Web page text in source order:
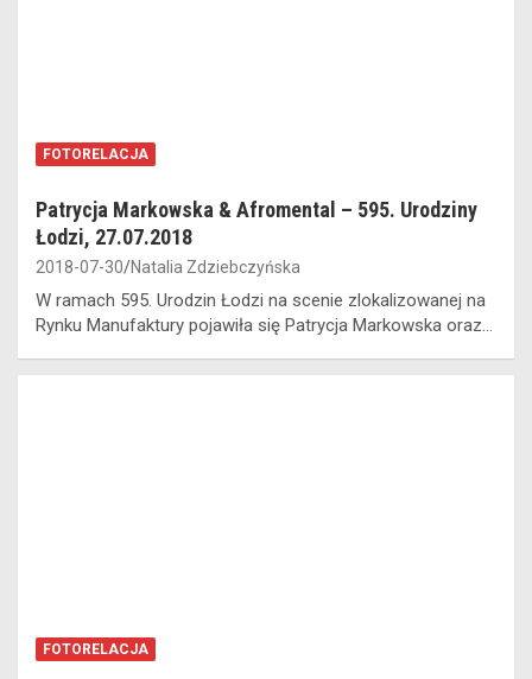
FOTORELACJA
Patrycja Markowska & Afromental – 595. Urodziny
Łodzi, 27.07.2018
2018-07-30 Natalia Zdziebczyńska
W ramach 595. Urodzin Łodzi na scenie zlokalizowanej na
Rynku Manufaktury pojawiła się Patrycja Markowska oraz…
FOTORELACJA